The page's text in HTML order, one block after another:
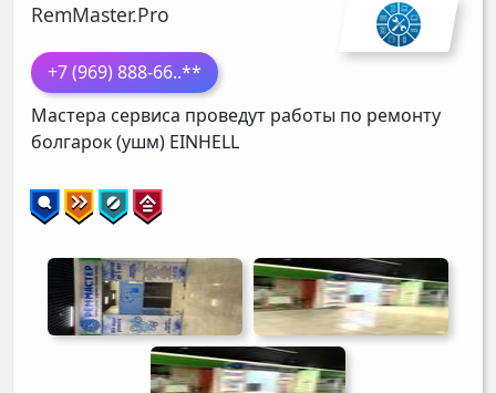
RemMaster.Pro
+7 (969) 888-66..**
Мастера сервиса проведут работы по ремонту
болгарок (ушм) EINHELL